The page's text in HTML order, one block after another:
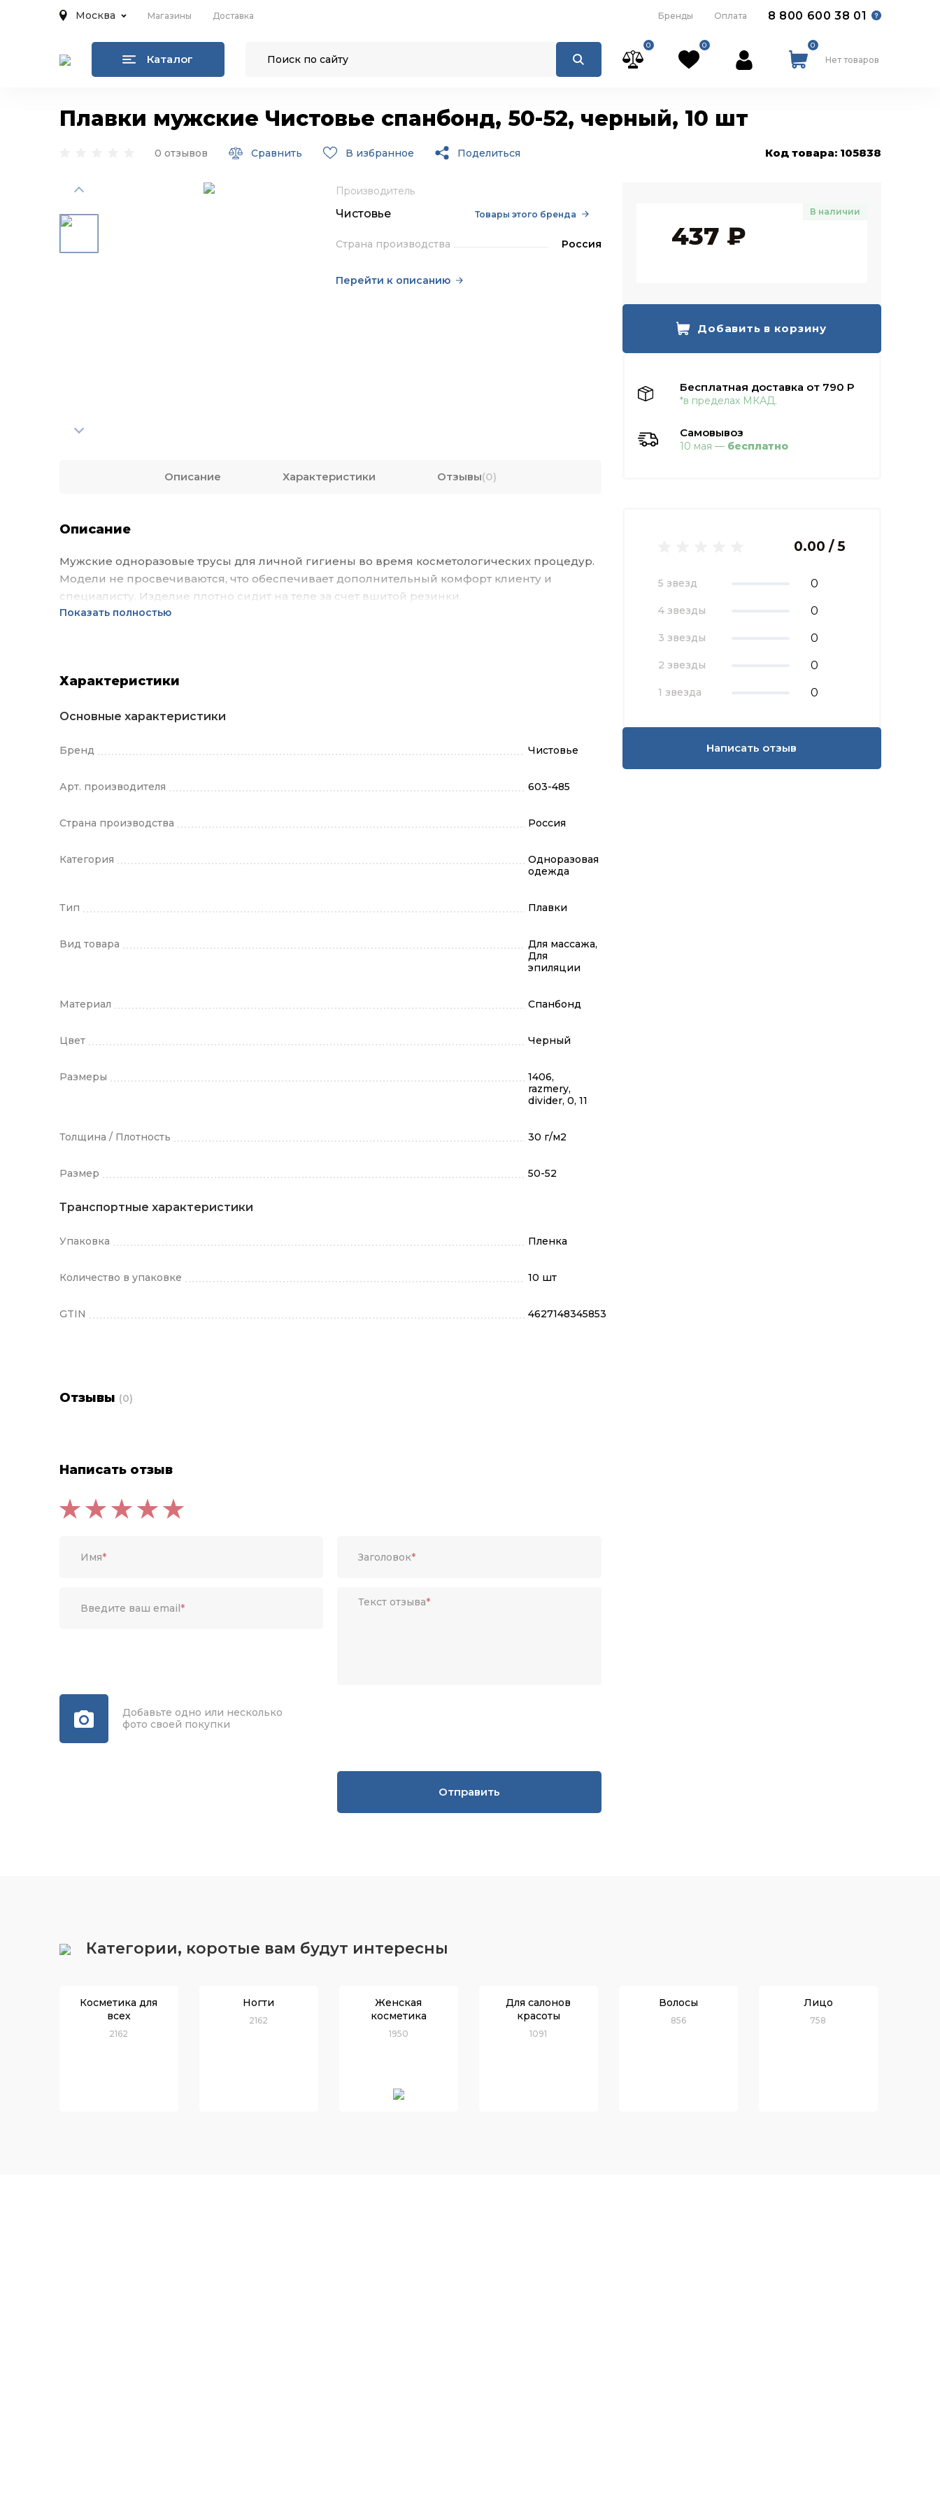
Москва Магазины Доставка Бренды Оплата 8 800 600 38 01
Каталог
0 0 0
Нет товаров
Плавки мужские Чистовье спанбонд, 50-52, черный, 10 шт
0 отзывов Сравнить В избранное Поделиться Код товара: 105838
Производитель
Чистовье Товары этого бренда
Страна производства Россия
Перейти к описанию
В наличии
437 ₽
Добавить в корзину
Бесплатная доставка от 790 Р
*в пределах МКАД.
Самовывоз
10 мая — бесплатно
0.00 / 5
5 звезд 0
4 звезды 0
3 звезды 0
2 звезды 0
1 звезда 0
Написать отзыв
Описание Характеристики Отзывы(0)
Описание
Мужские одноразовые трусы для личной гигиены во время косметологических процедур.
Модели не просвечиваются, что обеспечивает дополнительный комфорт клиенту и
специалисту. Изделие плотно сидит на теле за счет вшитой резинки.
Показать полностью
Характеристики
Основные характеристики
Бренд Чистовье
Арт. производителя 603-485
Страна производства Россия
Категория
Одноразовая
одежда
Тип Плавки
Вид товара
Для массажа,
Для
эпиляции
Материал Спанбонд
Цвет Черный
Размеры
1406,
razmery,
divider, 0, 11
Толщина / Плотность 30 г/м2
Размер 50-52
Транспортные характеристики
Упаковка Пленка
Количество в упаковке 10 шт
GTIN 4627148345853
Отзывы (0)
Написать отзыв
Имя*
Введите ваш email*
Заголовок*
Текст отзыва*
Добавьте одно или несколько
фото своей покупки
Отправить
Категории, коротые вам будут интересны
Косметика для
всех
2162
Ногти
2162
Женская
косметика
1950
Для салонов
красоты
1091
Волосы
856
Лицо
758